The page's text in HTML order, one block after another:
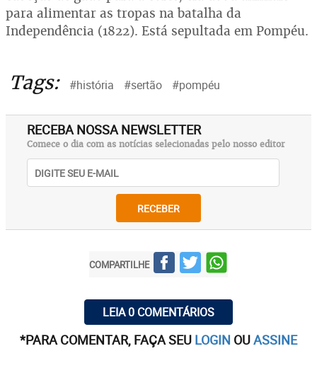
para alimentar as tropas na batalha da
Independência (1822). Está sepultada em Pompéu.
Tags: #história #sertão #pompéu
RECEBA NOSSA NEWSLETTER
Comece o dia com as notícias selecionadas pelo nosso editor
RECEBER
COMPARTILHE
LEIA 0 COMENTÁRIOS
*PARA COMENTAR, FAÇA SEU LOGIN OUASSINE